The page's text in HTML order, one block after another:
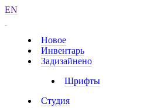
EN
Новое
Инвентарь
Задизайнено
Шрифты
Студия